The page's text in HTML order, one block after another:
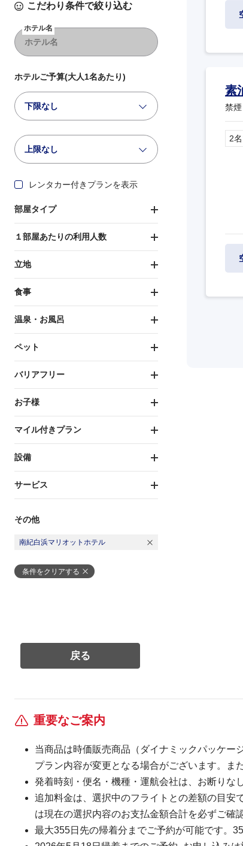
こだわり条件で絞り込む
ホテル名
ホテルご予算(大人1名あたり)
下限なし
上限なし
レンタカー付きプランを表示
部屋タイプ
１部屋あたりの利用人数
立地
食事
温泉・お風呂
ペット
バリアフリー
お子様
マイル付きプラン
設備
サービス
その他
南紀白浜マリオットホテル
条件をクリアする
素
禁
2
重要なご案内
当商品は時価販売商品（ダイナミックパッケー
プラン内容が変更となる場合がございます。ま
発着時刻・便名・機種・運航会社は、お断りな
追加料金は、選択中のフライトとの差額の目安
は現在の選択内容のお支払金額合計を必ずご確
最大355日先の帰着分までご予約が可能です。